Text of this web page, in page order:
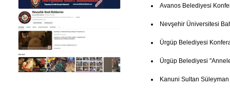
Avanos Belediyesi
Nevşehir Üniversitesi
Ürgüp Belediyesi
Ürgüp Belediyesi
Kanuni Sultan